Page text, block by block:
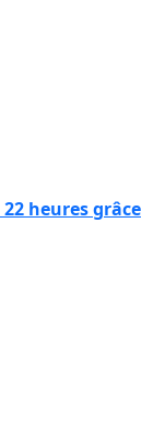
22 heures grâce